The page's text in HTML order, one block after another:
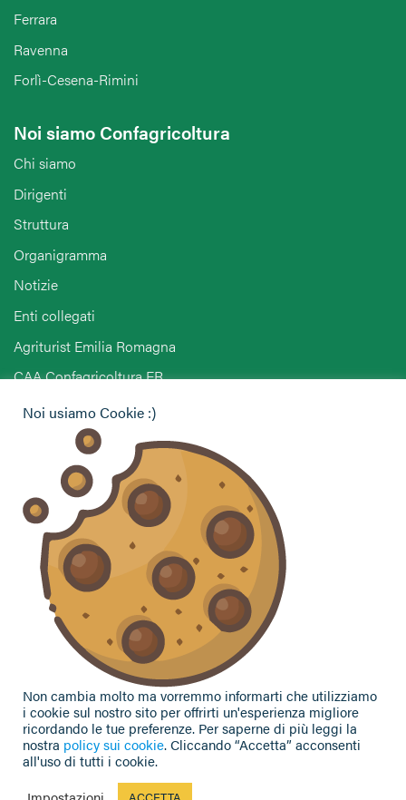
Ferrara
Ravenna
Forlì-Cesena-Rimini
Noi siamo Confagricoltura
Chi siamo
Dirigenti
Struttura
Organigramma
Notizie
Enti collegati
Agriturist Emilia Romagna
CAA Confagricoltura ER
Hai bisogno di informazioni?
Vuoi contattarci per ricevere assistenza, lasciare un
commento o chiedere informazioni?
CONTATTACI
Seguici sui social
Privacy Policy|Cookie Policy
© 2002-2026 CAA Confagricoltura Emilia Romagna srl - P.IVA
Noi usiamo Cookie :)
Non cambia molto ma vorremmo informarti che utilizziamo
i cookie sul nostro sito per offrirti un'esperienza migliore
ricordando le tue preferenze. Per saperne di più leggi la
nostra policy sui cookie. Cliccando “Accetta” acconsenti
all'uso di tutti i cookie.